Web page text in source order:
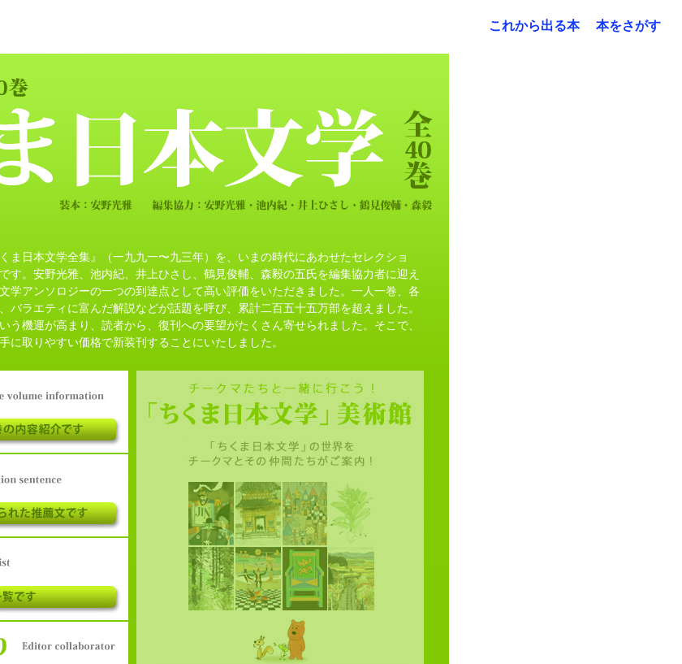
これから出る本 本をさがす
ま日本文学全集』（一九九一〜九三年）を、いまの時代にあわせたセレクショ
す。安野光雅、池内紀、井上ひさし、鶴見俊輔、森毅の五氏を編集協力者に迎え
学アンソロジーの一つの到達点として高い評価をいただきました。一人一巻、各
バラエティに富んだ解説などが話題を呼び、累計二百五十五万部を超えました。
機運が高まり、読者から、復刊への要望がたくさん寄せられました。そこで、
に取りやすい価格で新装刊することにいたしました。